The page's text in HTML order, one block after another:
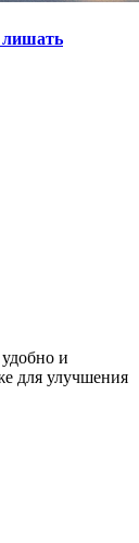
лишать
и
для улучшения